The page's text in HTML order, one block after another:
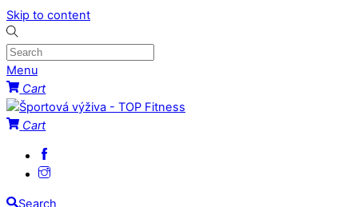
Skip to content
Menu
Cart
Cart
Search